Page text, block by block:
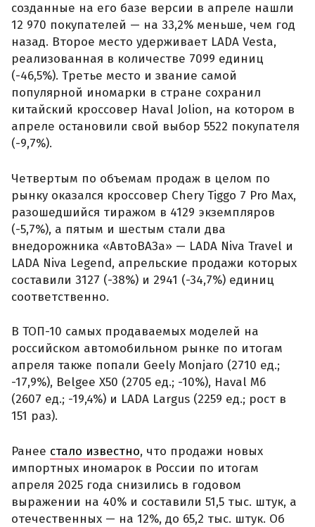
созданные на его базе версии в апреле нашли
12 970 покупателей — на 33,2% меньше, чем год
назад. Второе место удерживает LADA Vesta,
реализованная в количестве 7099 единиц
(-46,5%). Третье место и звание самой
популярной иномарки в стране сохранил
китайский кроссовер Haval Jolion, на котором в
апреле остановили свой выбор 5522 покупателя
(-9,7%).
Четвертым по объемам продаж в целом по
рынку оказался кроссовер Chery Tiggo 7 Pro Max,
разошедшийся тиражом в 4129 экземпляров
(-5,7%), а пятым и шестым стали два
внедорожника «АвтоВАЗа» — LADA Niva Travel и
LADA Niva Legend, апрельские продажи которых
составили 3127 (-38%) и 2941 (-34,7%) единиц
соответственно.
В ТОП-10 самых продаваемых моделей на
российском автомобильном рынке по итогам
апреля также попали Geely Monjaro (2710 ед.;
-17,9%), Belgee X50 (2705 ед.; -10%), Haval M6
(2607 ед.; -19,4%) и LADA Largus (2259 ед.; рост в
151 раз).
Ранее стало известно, что продажи новых
импортных иномарок в России по итогам
апреля 2025 года снизились в годовом
выражении на 40% и составили 51,5 тыс. штук, а
отечественных — на 12%, до 65,2 тыс. штук. Об